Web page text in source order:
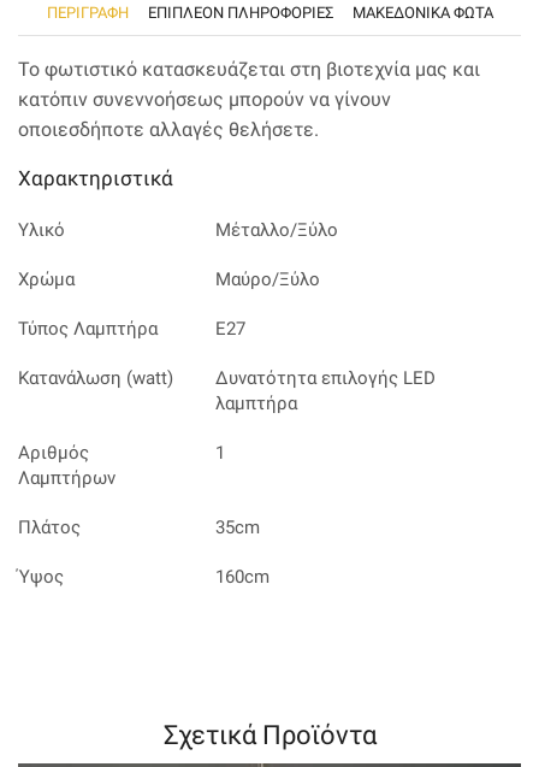
ΠΕΡΙΓΡΑΦΉ ΕΠΙΠΛΈΟΝ ΠΛΗΡΟΦΟΡΊΕΣ ΜΑΚΕΔΟΝΙΚΑ ΦΩΤΑ
Το φωτιστικό κατασκευάζεται στη βιοτεχνία μας και
κατόπιν συνεννοήσεως μπορούν να γίνουν
οποιεσδήποτε αλλαγές θελήσετε.
Χαρακτηριστικά
Υλικό Μέταλλο/Ξύλο
Χρώμα Μαύρο/Ξύλο
Τύπος Λαμπτήρα E27
Κατανάλωση (watt)
Δυνατότητα επιλογής LED
λαμπτήρα
Αριθμός
Λαμπτήρων
1
Πλάτος 35cm
Ύψος 160cm
Σχετικά Προϊόντα